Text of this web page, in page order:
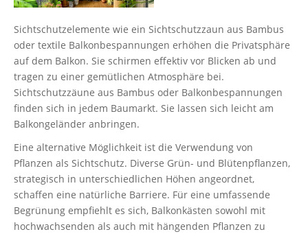
Sichtschutzelemente wie ein Sichtschutzzaun aus Bambus
oder textile Balkonbespannungen erhöhen die Privatsphäre
auf dem Balkon. Sie schirmen effektiv vor Blicken ab und
tragen zu einer gemütlichen Atmosphäre bei.
Sichtschutzzäune aus Bambus oder Balkonbespannungen
finden sich in jedem Baumarkt. Sie lassen sich leicht am
Balkongeländer anbringen.
Eine alternative Möglichkeit ist die Verwendung von
Pflanzen als Sichtschutz. Diverse Grün- und Blütenpflanzen,
strategisch in unterschiedlichen Höhen angeordnet,
schaffen eine natürliche Barriere. Für eine umfassende
Begrünung empfiehlt es sich, Balkonkästen sowohl mit
hochwachsenden als auch mit hängenden Pflanzen zu